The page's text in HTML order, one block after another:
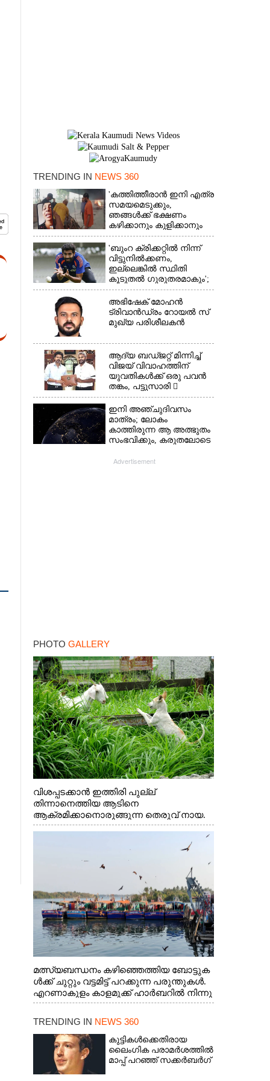
TRENDING IN NEWS 360
'കത്തിത്തീരാൻ ഇനി എത്ര
സമയമെടുക്കും,
ഞങ്ങൾക്ക് ഭക്ഷണം
കഴിക്കാനും കുളിക്കാനും
ഉള്ളതാണ്': അച്ഛന്റെ
സംസ്കാരചടങ്ങിനിടെ
മക്കൾ
'ബുംറ ക്രിക്കറ്റിൽ നിന്ന്
വിട്ടുനിൽക്കണം,
ഇല്ലെങ്കിൽ സ്ഥിതി
കൂടുതൽ ഗുരുതരമാകും';
മുന്നറിയിപ്പുമായി മുൻ
താരം
അഭിഷേക് മോഹൻ
ട്രിവാൻഡ്രം റോയൽ സ്
മുഖ്യ പരിശീലകൻ
ആദ്യ ബഡ്ജറ്റ് മിന്നിച്ച്
വിജയ് വിവാഹത്തിന്
യുവതികൾക്ക് ഒരു പവൻ
തങ്കം, പട്ടുസാരി 
നവജാതശിശുക്കൾക്ക്
സ്വർണമോതിരം 
വിദ്യാർത്ഥികൾക്ക്
സൈക്കിൾ
ഇനി അഞ്ചുദിവസം
മാത്രം; ലോകം
കാത്തിരുന്ന ആ അത്ഭുതം
സംഭവിക്കും, കരുതലോടെ
Advertisement
PHOTO GALLERY
വിശപ്പടക്കാൻ ഇത്തിരി പുല്ല്
തിന്നാനെത്തിയ ആടിനെ
ആക്രമിക്കാനൊരുങ്ങുന്ന തെരുവ് നായ.
എറണാകുളം വാത്തുരുത്തിയിൽ നിന്നുള്ള
മത്സ്യബന്ധനം കഴിഞ്ഞെത്തിയ ബോട്ടുക
ൾക്ക് ചുറ്റും വട്ടമിട്ട് പറക്കുന്ന പരുന്തുകൾ.
എറണാകുളം കാളമുക്ക് ഹാർബറിൽ നിന്നു
ള്ള കാഴ്ച
TRENDING IN NEWS 360
കുട്ടികൾക്കെതിരായ
ലൈംഗിക പരാമർശത്തിൽ
മാപ്പ് പറഞ്ഞ് സക്കർബർഗ്
×